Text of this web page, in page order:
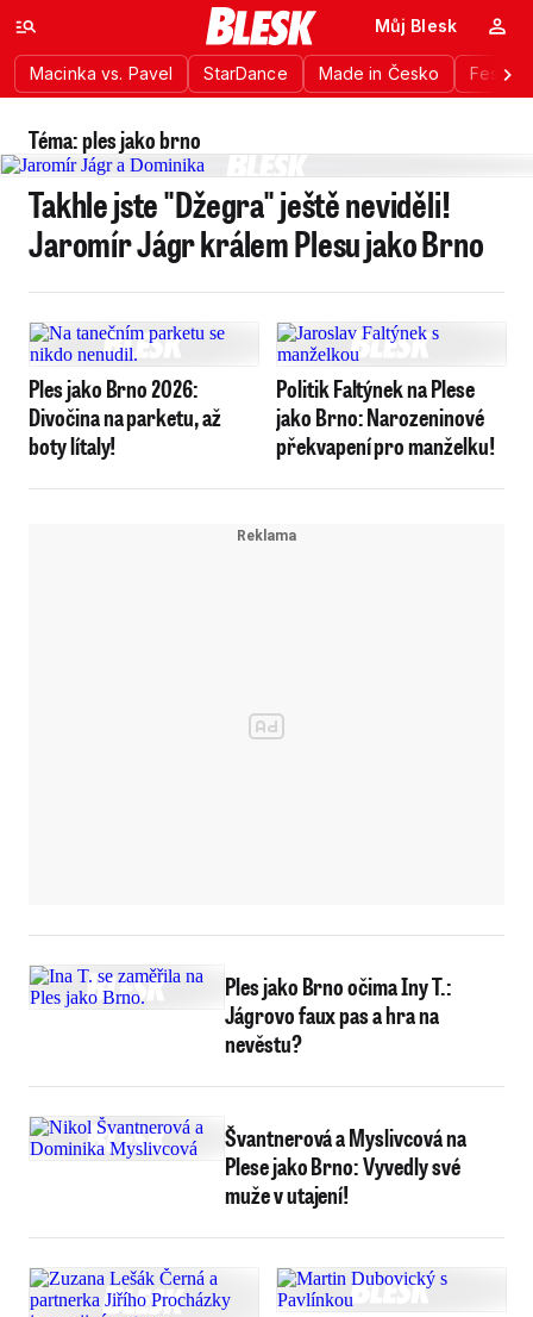
Macinka vs. Pavel StarDance Made in Česko
Můj Blesk
Téma: ples jako brno
Takhle jste "Džegra" ještě neviděli!
Jaromír Jágr králem Plesu jako Brno
Ples jako Brno 2026:
Divočina na parketu, až
boty lítaly!
Politik Faltýnek na Plese
jako Brno: Narozeninové
překvapení pro manželku!
Ples jako Brno očima Iny T.:
Jágrovo faux pas a hra na
nevěstu?
Švantnerová a Myslivcová na
Plese jako Brno: Vyvedly své
muže v utajení!